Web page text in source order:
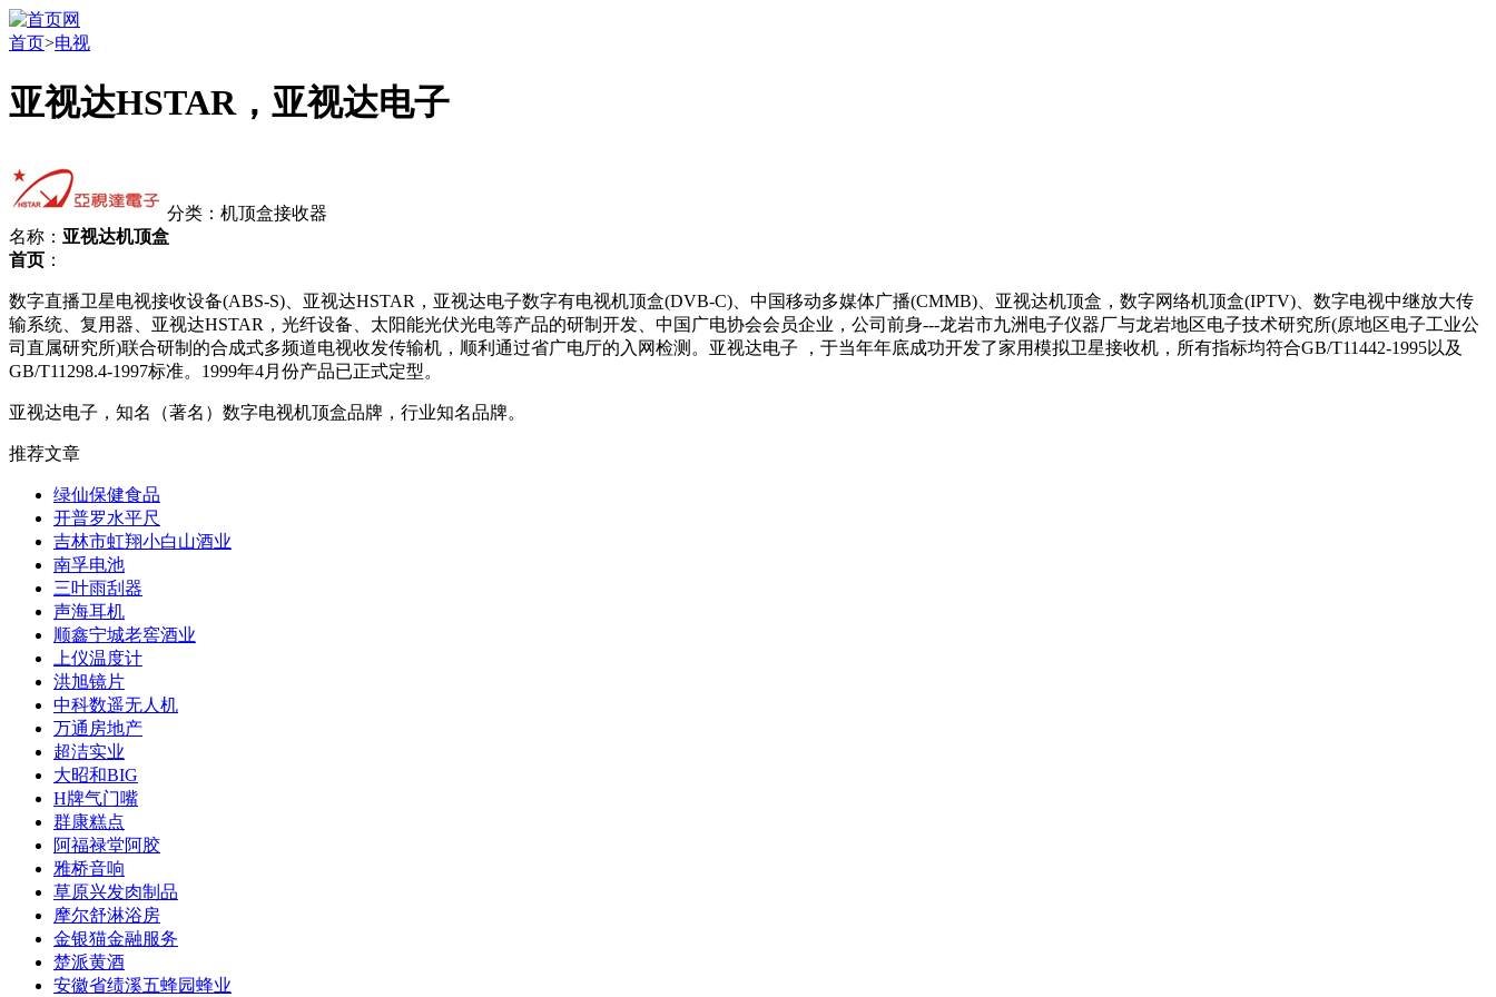
首页>电视
亚视达HSTAR，亚视达电子
分类：机顶盒接收器
名称： 亚视达机顶盒
首页 ：
数字直播卫星电视接收设备(ABS-S)、亚视达HSTAR，亚视达电子数字有电视机顶盒(DVB-C)、中国移动多媒体广播(CMMB)、亚视达机顶盒，数字网络机顶盒(IPTV)、数字电视中继放大传
输系统、复用器、亚视达HSTAR，光纤设备、太阳能光伏光电等产品的研制开发、中国广电协会会员企业，公司前身---龙岩市九洲电子仪器厂与龙岩地区电子技术研究所(原地区电子工业公
司直属研究所)联合研制的合成式多频道电视收发传输机，顺利通过省广电厅的入网检测。亚视达电子 ，于当年年底成功开发了家用模拟卫星接收机，所有指标均符合GB/T11442-1995以及
GB/T11298.4-1997标准。1999年4月份产品已正式定型。
亚视达电子，知名（著名）数字电视机顶盒品牌，行业知名品牌。
推荐文章
绿仙保健食品
开普罗水平尺
吉林市虹翔小白山酒业
南孚电池
三叶雨刮器
声海耳机
顺鑫宁城老窖酒业
上仪温度计
洪旭镜片
中科数遥无人机
万通房地产
超洁实业
大昭和BIG
H牌气门嘴
群康糕点
阿福禄堂阿胶
雅桥音响
草原兴发肉制品
摩尔舒淋浴房
金银猫金融服务
楚派黄酒
安徽省绩溪五蜂园蜂业